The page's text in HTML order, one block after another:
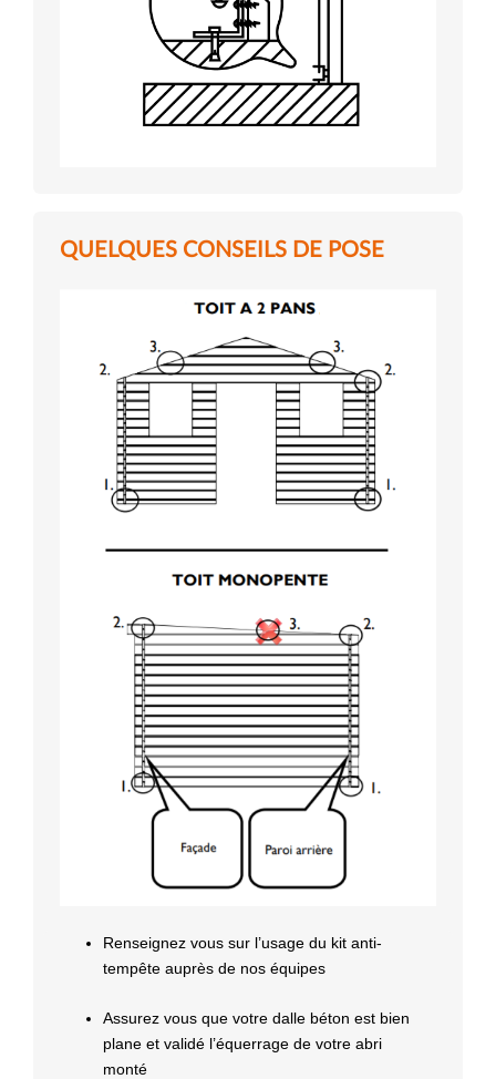
QUELQUES CONSEILS DE POSE
Renseignez vous sur l’usage du kit anti-
tempête auprès de nos équipes
Assurez vous que votre dalle béton est bien
plane et validé l’équerrage de votre abri
monté